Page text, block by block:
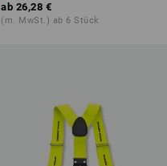
ab 26,28 €
(m. MwSt.) ab 6 Stück